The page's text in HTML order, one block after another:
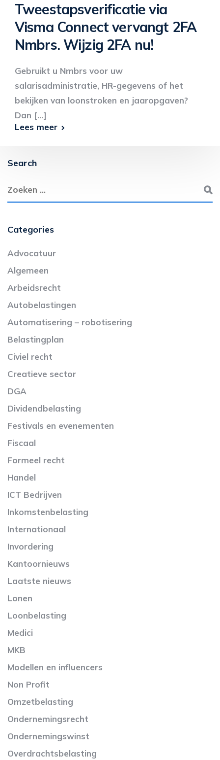
Tweestapsverificatie via
Visma Connect vervangt 2FA
Nmbrs. Wijzig 2FA nu!
Gebruikt u Nmbrs voor uw
salarisadministratie, HR-gegevens of het
bekijken van loonstroken en jaaropgaven?
Dan [...]
Lees meer
Search
Categories
Advocatuur
Algemeen
Arbeidsrecht
Autobelastingen
Automatisering – robotisering
Belastingplan
Civiel recht
Creatieve sector
DGA
Dividendbelasting
Festivals en evenementen
Fiscaal
Formeel recht
Handel
ICT Bedrijven
Inkomstenbelasting
Internationaal
Invordering
Kantoornieuws
Laatste nieuws
Lonen
Loonbelasting
Medici
MKB
Modellen en influencers
Non Profit
Omzetbelasting
Ondernemingsrecht
Ondernemingswinst
Overdrachtsbelasting